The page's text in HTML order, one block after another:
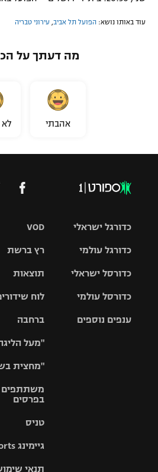
עוד באותו נושא: הפועל תל אביב עירוני טבריה
מה דעתך על
אהבתי
VOD
רץ ברשת
תוצאות
לוח
ברחבה
"מעל
"מחצית
משתתפים
בפרסים
וזוכים
תקנון
טניס
גיימינג E-Sports
תנאי
כדורגל ישראלי
גביע הטוטו
כדורגל עולמי
האלופות
ליגה
כדורסל ישראלי
סל
כדורסל עולמי
ענפים נוספים